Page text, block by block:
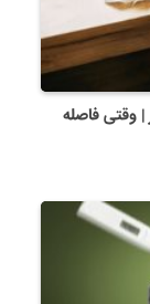
| وقتی فاصله